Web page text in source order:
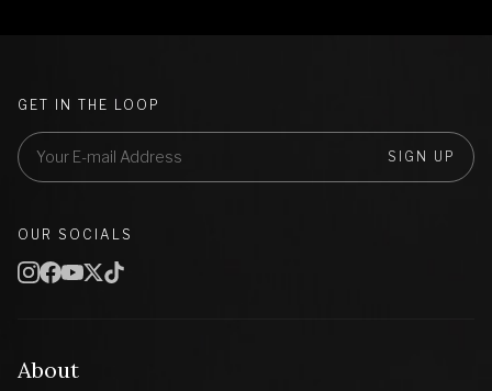
About
GET IN THE LOOP
SIGN UP
OUR SOCIALS